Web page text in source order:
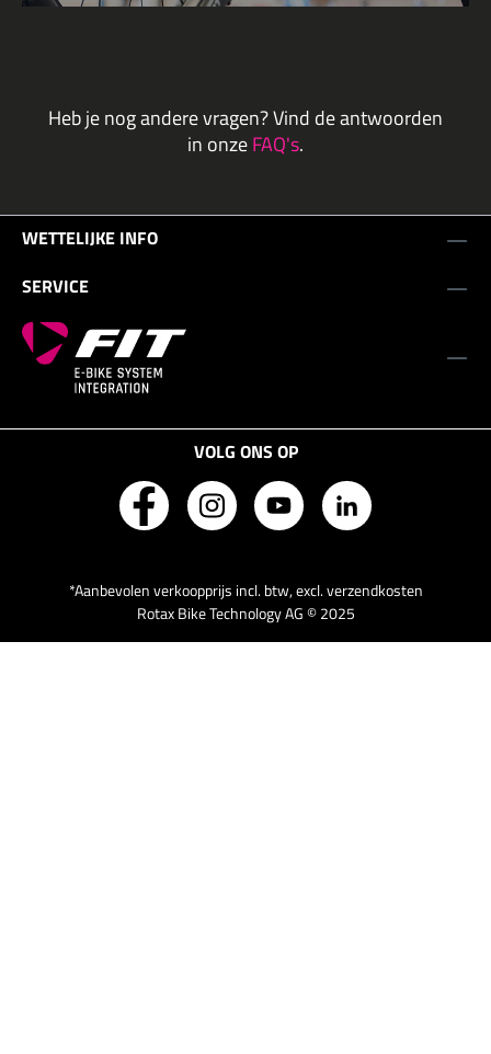
Heb je nog andere vragen? Vind de antwoorden
in onzeFAQ's.
WETTELIJKE INFO
SERVICE
VOLG ONS OP
*Aanbevolen verkoopprijs incl. btw, excl. verzendkosten
Rotax Bike Technology AG © 2025